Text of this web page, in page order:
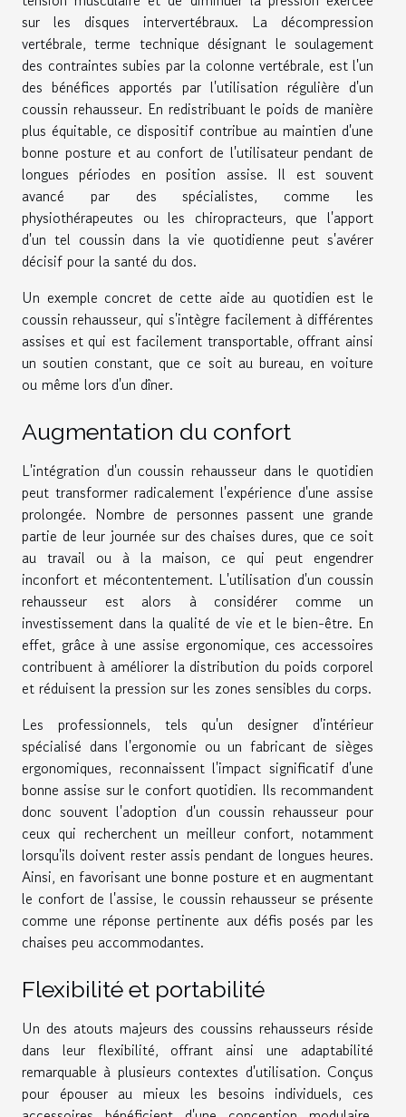
sur les disques intervertébraux. La décompression
vertébrale, terme technique désignant le soulagement
des contraintes subies par la colonne vertébrale, est l'un
des bénéfices apportés par l'utilisation régulière d'un
coussin rehausseur. En redistribuant le poids de manière
plus équitable, ce dispositif contribue au maintien d'une
bonne posture et au confort de l'utilisateur pendant de
longues périodes en position assise. Il est souvent
avancé par des spécialistes, comme les
physiothérapeutes ou les chiropracteurs, que l'apport
d'un tel coussin dans la vie quotidienne peut s'avérer
décisif pour la santé du dos.
Un exemple concret de cette aide au quotidien est le
coussin rehausseur, qui s'intègre facilement à différentes
assises et qui est facilement transportable, offrant ainsi
un soutien constant, que ce soit au bureau, en voiture
ou même lors d'un dîner.
Augmentation du confort
L'intégration d'un coussin rehausseur dans le quotidien
peut transformer radicalement l'expérience d'une assise
prolongée. Nombre de personnes passent une grande
partie de leur journée sur des chaises dures, que ce soit
au travail ou à la maison, ce qui peut engendrer
inconfort et mécontentement. L'utilisation d'un coussin
rehausseur est alors à considérer comme un
investissement dans la qualité de vie et le bien-être. En
effet, grâce à une assise ergonomique, ces accessoires
contribuent à améliorer la distribution du poids corporel
et réduisent la pression sur les zones sensibles du corps.
Les professionnels, tels qu'un designer d'intérieur
spécialisé dans l'ergonomie ou un fabricant de sièges
ergonomiques, reconnaissent l'impact significatif d'une
bonne assise sur le confort quotidien. Ils recommandent
donc souvent l'adoption d'un coussin rehausseur pour
ceux qui recherchent un meilleur confort, notamment
lorsqu'ils doivent rester assis pendant de longues heures.
Ainsi, en favorisant une bonne posture et en augmentant
le confort de l'assise, le coussin rehausseur se présente
comme une réponse pertinente aux défis posés par les
chaises peu accommodantes.
Flexibilité et portabilité
Un des atouts majeurs des coussins rehausseurs réside
dans leur flexibilité, offrant ainsi une adaptabilité
remarquable à plusieurs contextes d'utilisation. Conçus
pour épouser au mieux les besoins individuels, ces